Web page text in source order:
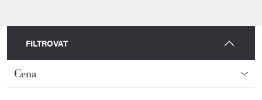
FILTROVAT
Cena